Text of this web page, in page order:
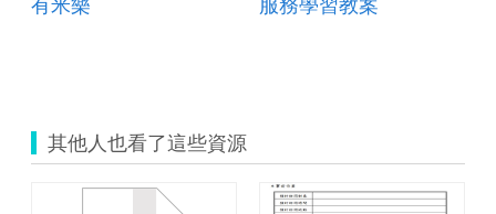
其他人也看了這些資源